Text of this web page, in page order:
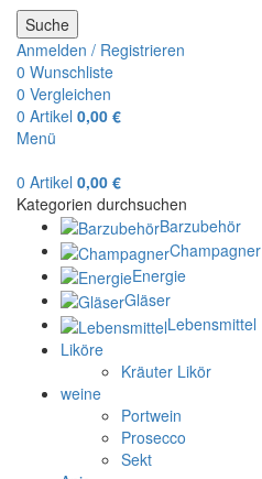
Suche
Anmelden / Registrieren
0 Wunschliste
0 Vergleichen
0 Artikel 0,00 €
Menü
0 Artikel 0,00 €
Kategorien durchsuchen
Barzubehör
Champagner
Energie
Gläser
Lebensmittel
Liköre
Kräuter Likör
weine
Portwein
Prosecco
Sekt